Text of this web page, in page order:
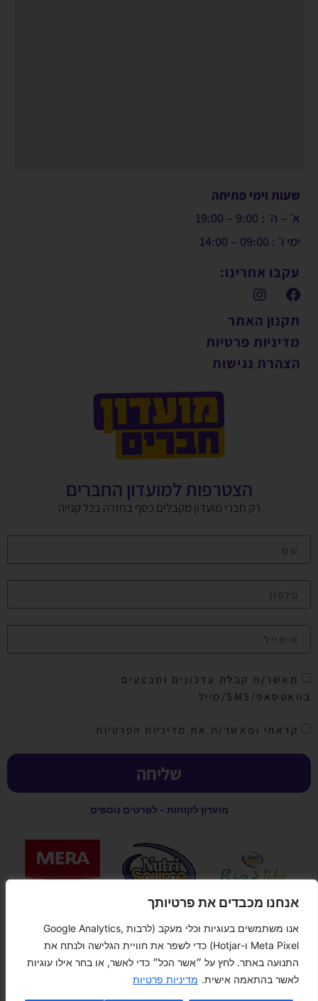
אנחנו מכבדים את פרטיותך
אנו משתמשים בעוגיות וכלי מעקב (לרבות Google Analytics,
Meta Pixel ו-Hotjar) כדי לשפר את חוויית הגלישה ולנתח את
התנועה באתר. לחץ על ״אשר הכל״ כדי לאשר, או בחר אילו עוגיות
לאשר בהתאמה אישית. מדיניות פרטיות
שעות וימי פתיחה
א׳ – ה׳ : 9:00 – 19:00
ימי ו׳ : 09:00 – 14:00
עקבו אחרינו:
תקנון האתר
מדיניות פרטיות
הצהרת נגישות
הצטרפות למועדון החברים
רק חברי מועדון מקבלים כסף בחזרה בכל קנייה
מאשר/ת קבלת עדכונים ומבצעים
בוואטסאפ/SMS/מייל
קראתי ומאשר/ת את מדיניות הפרטיות
שליחה
מועדון לקוחות - לפרטים נוספים
קנייה מאובטחת